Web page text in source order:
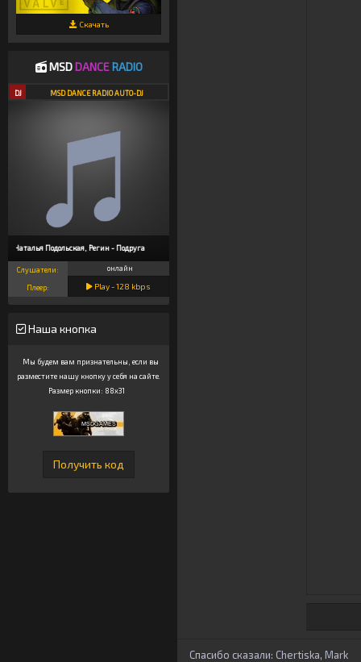
Скачать
MSDDANCE RADIO
DJ MSD DANCE RADIO AUTO-DJ
Наталья Подольская, Регин - Подруга
Слушатели: онлайн
Плеер: Play -128 kbps
Наша кнопка
Мы будем вам признательны, если вы
разместите нашу кнопку у себя на сайте.
Размер кнопки: 88x31
Спасибо сказали: Chertiska, Mark